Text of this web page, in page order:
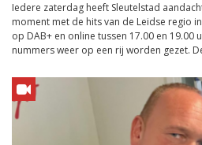
Iedere zaterdag heeft Sleutelstad
moment met de hits van de Leidse regio
op DAB+ en online tussen 17.00 en 19.00
nummers weer op een rij worden gezet.